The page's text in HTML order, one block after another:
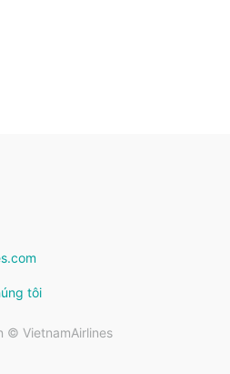
tôi
© VietnamAirlines